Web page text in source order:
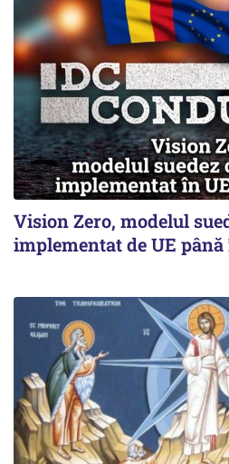
Vision Zero, modelul
implementat de UE până